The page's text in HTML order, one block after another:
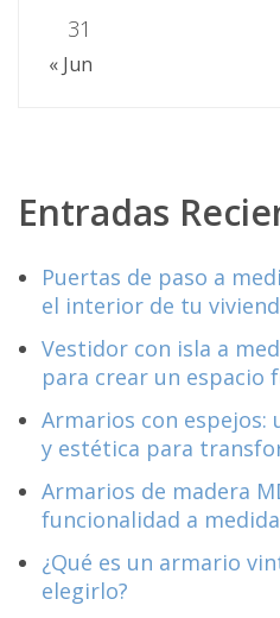
31
« Jun
Entradas
Puertas de paso a
el interior de tu
Vestidor con isla a
para crear un espacio
Armarios con espejos:
y estética para
Armarios de madera
funcionalidad a medida
¿Qué es un armario
elegirlo?